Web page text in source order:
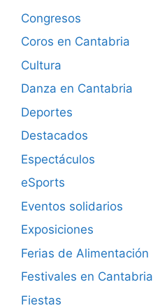
Congresos
Coros en Cantabria
Cultura
Danza en Cantabria
Deportes
Destacados
Espectáculos
eSports
Eventos solidarios
Exposiciones
Ferias de Alimentación
Festivales en Cantabria
Fiestas